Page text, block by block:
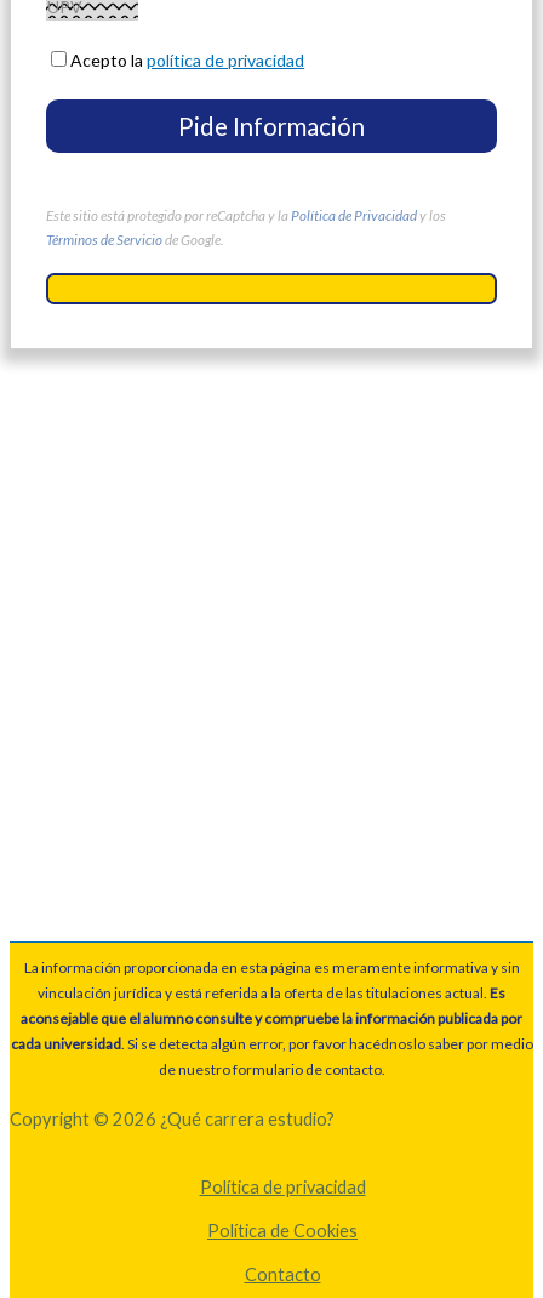
Acepto lapolítica de privacidad
Este sitio está protegido por reCaptcha y la Política de Privacidady los
Términos de Serviciode Google.
La información proporcionada en esta página es meramente informativa y sin
vinculación jurídica y está referida a la oferta de las titulaciones actual. Es
aconsejable que el alumno consulte y compruebe la información publicada por
cada universidad. Si se detecta algún error, por favor hacédnoslo saber por medio
de nuestro formulario de contacto.
Copyright © 2026 ¿Qué carrera estudio?
Política de privacidad
Política de Cookies
Contacto